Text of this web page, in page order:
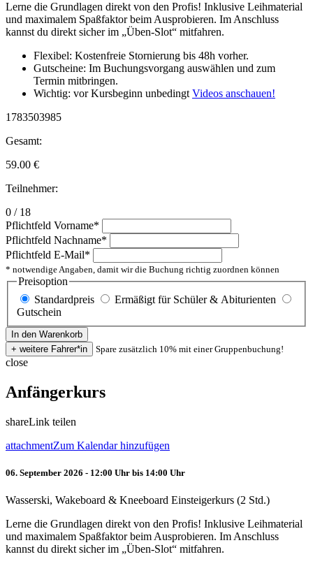
Lerne die Grundlagen direkt von den Profis! Inklusive Leihmaterial
und maximalem Spaßfaktor beim Ausprobieren. Im Anschluss
kannst du direkt sicher im „Üben-Slot“ mitfahren.
Flexibel: Kostenfreie Stornierung bis 48h vorher.
Gutscheine: Im Buchungsvorgang auswählen und zum
Termin mitbringen.
Wichtig: vor Kursbeginn unbedingtVideos anschauen!
1783503985
Gesamt:
59.00 €
Teilnehmer:
0 / 18
Pflichtfeld Vorname*
Pflichtfeld Nachname*
Pflichtfeld E-Mail*
* notwendige Angaben, damit wir die Buchung richtig zuordnen können
Preisoption
Standardpreis
Ermäßigt für Schüler & Abiturienten
Gutschein
Spare zusätzlich 10% mit einer Gruppenbuchung!
close
Anfängerkurs
shareLink teilen
attachmentZum Kalendar hinzufügen
06. September 2026 - 12:00 Uhr bis 14:00 Uhr
Wasserski, Wakeboard & Kneeboard Einsteigerkurs (2 Std.)
Lerne die Grundlagen direkt von den Profis! Inklusive Leihmaterial
und maximalem Spaßfaktor beim Ausprobieren. Im Anschluss
kannst du direkt sicher im „Üben-Slot“ mitfahren.